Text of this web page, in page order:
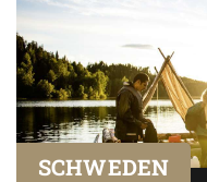
SCHWEDEN